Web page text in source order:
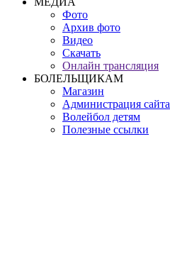
Фото
Архив фото
Видео
Скачать
Онлайн трансляция
БОЛЕЛЬЩИКАМ
Магазин
Администрация сайта
Волейбол детям
Полезные ссылки